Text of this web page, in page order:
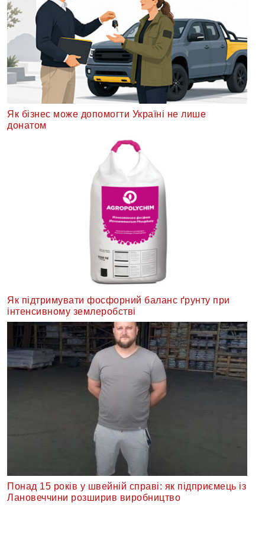
Як бізнес може допомогти Україні не лише
донатом
Як підтримувати фосфорний баланс ґрунту при
інтенсивному землеробстві
Понад 15 років у швейній справі: як підприємець із
Лановеччини розширив виробництво